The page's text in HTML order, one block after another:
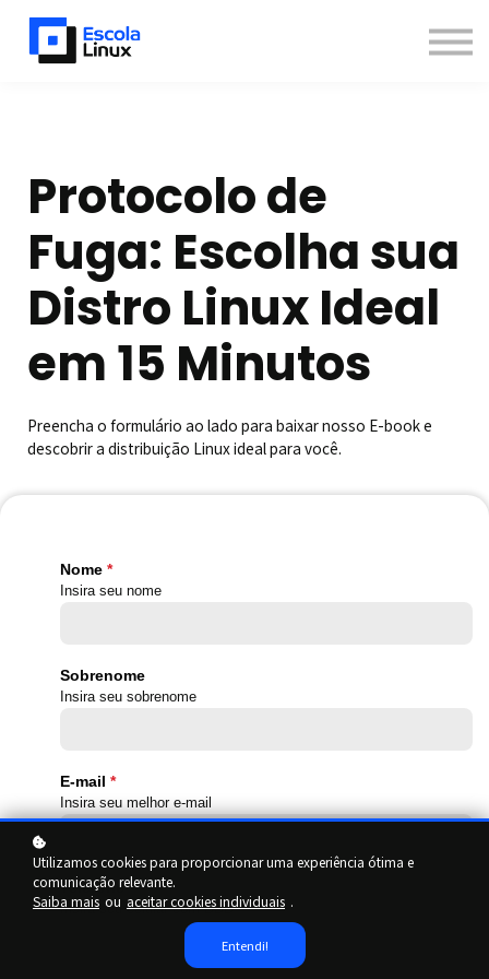
Inscreva-se
Já sou aluno
Newsletter
Protocolo de
Fuga: Escolha sua
Distro Linux Ideal
em 15 Minutos
Preencha o formulário ao lado para baixar nosso E-book e
descobrir a distribuição Linux ideal para você.
Nome
Insira seu nome
Sobrenome
Insira seu sobrenome
E-mail
Insira seu melhor e-mail
Telefone
Insira seu celular com DDD
Utilizamos cookies para proporcionar uma experiência ótima e
comunicação relevante.
Saiba mais ou aceitar cookies individuais .
Entendi!